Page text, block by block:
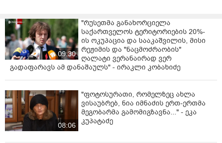
ცხრა ადამიანი ადგილობრივ საავადმყოფოებში
გადაიყვანეს, სამი სხვა პირი კი მინის ნამსხვრევების
შედეგად დაშავდა.
ისრაელის პრემიერ-მინისტრის ოფისის ცნობით,
ბენიამინ ნეთანიაჰუ უსაფრთხოების უწყებების
ხელმძღვანელებთან ერთად მომხდარი თავდასხმის
შეფასებას ახდენს.
09:30
"რუსეთმა განახორციელა
საქართველოს ტერიტორიების 20%-
ის ოკუპაცია და სააკაშვილის, მისი
რეჟიმის და "ნაცმოძრაობის"
ღალატი ვერანაირად ვერ
გადაფარავს ამ დანაშაულს" - ირაკლი კობახიძე
08:06
"ფოტოსურათი, რომელზეც ახლა
ვისაუბრებ, ნია იმნაძის ერთ-ერთმა
მეგობარმა გამომიგზავნა..." - ეკა
კუპატაძე